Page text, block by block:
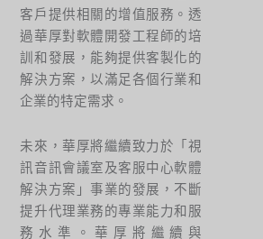
客戶提供相關的增值服務。透
過華厚對軟體開發工程師的培
訓和發展，能夠提供客製化的
解決方案，以滿足各個行業和
企業的特定需求。
未來，華厚將繼續致力於「視
訊音訊會議室及客服中心軟體
解決方案」事業的發展，不斷
提升代理業務的專業能力和服
務水準。華厚將繼續與